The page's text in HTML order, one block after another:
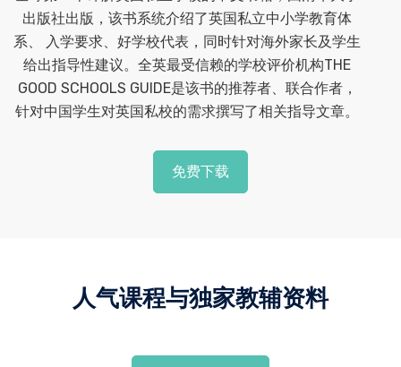
出版社出版，该书系统介绍了英国私立中小学教育体
系、 入学要求、好学校代表，同时针对海外家长及学生
给出指导性建议。全英最受信赖的学校评价机构THE
GOOD SCHOOLS GUIDE是该书的推荐者、联合作者，
针对中国学生对英国私校的需求撰写了相关指导文章。
免费下载
人气课程与独家教辅资料